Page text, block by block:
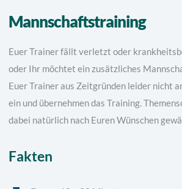
Mannschaftstraining
Euer Trainer fällt verletzt oder
oder Ihr möchtet ein zusätzliches
Euer Trainer aus Zeitgründen leider nicht
ein und übernehmen das Training.
dabei natürlich nach Euren Wünschen
Fakten